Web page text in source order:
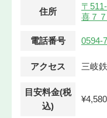
住所
〒
喜７７
電話番号 0594-
アクセス 三岐
目安料金(税
込)
¥4,580